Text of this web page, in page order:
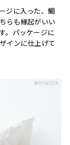
ジに入った、鯛
らも縁起がいい
。パッケージに
インに仕上げて